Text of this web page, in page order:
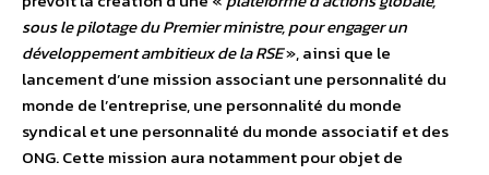
sous le pilotage du Premier ministre, pour engager un
développement ambitieux de la RSE», ainsi que le
lancement d’une mission associant une personnalité du
monde de l’entreprise, une personnalité du monde
syndical et une personnalité du monde associatif et des
ONG. Cette mission aura notamment pour objet de